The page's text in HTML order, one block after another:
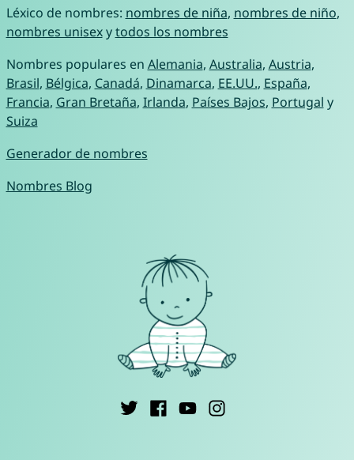
Léxico de nombres: nombres de niña, nombres de niño,
nombres unisexytodos los nombres
Nombres populares en Alemania, Australia, Austria,
Brasil, Bélgica, Canadá, Dinamarca, EE.UU., España,
Francia, Gran Bretaña, Irlanda, Países Bajos, Portugal y
Suiza
Generador de nombres
Nombres Blog